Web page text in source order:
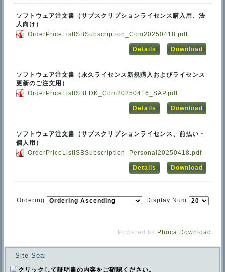
ソフトウェア注文書（サブスクリプションライセンス購入用、法
人向け）
OrderPriceListISBSubscription_Com20250418.pdf
Download
Details
ソフトウェア注文書（永久ライセンス新規購入およびライセンス
更新のご注文用）
OrderPriceListISBLDK_Com20250416_SAP.pdf
Download
Details
ソフトウェア注文書（サブスクリプションライセンス、前払い・
個人用）
OrderPriceListISBSubscription_Personal20250418.pdf
Download
Details
Ordering Display Num
Powered by Phoca Download
Site Seal